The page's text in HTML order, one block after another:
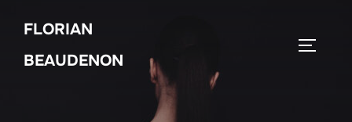
content
FLORIAN
BEAUDENON